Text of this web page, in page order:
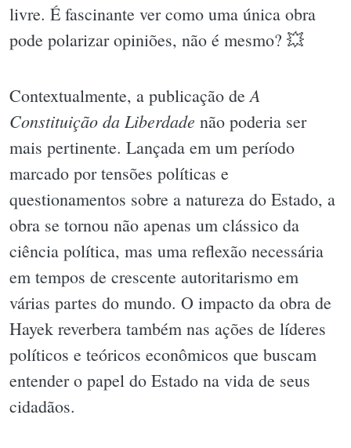
livre. É fascinante ver como uma única obra
pode polarizar opiniões, não é mesmo? 💥
Contextualmente, a publicação deA
Constituição da Liberdade não poderia ser
mais pertinente. Lançada em um período
marcado por tensões políticas e
questionamentos sobre a natureza do Estado, a
obra se tornou não apenas um clássico da
ciência política, mas uma reflexão necessária
em tempos de crescente autoritarismo em
várias partes do mundo. O impacto da obra de
Hayek reverbera também nas ações de líderes
políticos e teóricos econômicos que buscam
entender o papel do Estado na vida de seus
cidadãos.